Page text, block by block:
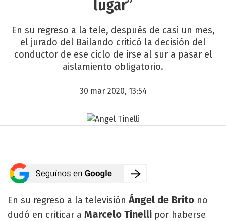
lugar”
En su regreso a la tele, después de casi un mes,
el jurado del Bailando criticó la decisión del
conductor de ese ciclo de irse al sur a pasar el
aislamiento obligatorio.
30 mar 2020, 13:54
En su regreso a la televisiónÁngel de Brito no
dudó en criticar a Marcelo Tinelli por haberse